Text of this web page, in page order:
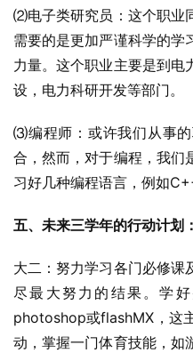
⑵电子类研究员：这个职业
需要的是更加严谨科学的学
力量。这个职业主要是到电
设，电力科研开发等部门。
⑶编程师：或许我们从事
合，然而，对于编程，我们
习好几种编程语言，例如
五、未来三学年的行动计划：
大二：努力学习各门必修课
尽最大努力的结果。学
photoshop或flashMX，这
动，掌握一门体育技能，如